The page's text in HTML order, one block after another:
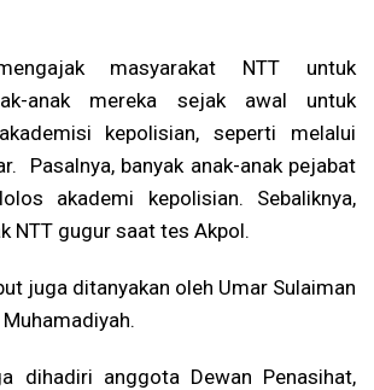
masyarakat NTT untuk
anak mereka sejak awal untuk
kepolisian, seperti melalui
Pasalnya, banyak anak-anak pejabat
akademi kepolisian. Sebaliknya,
NTT gugur saat tes Akpol.
juga ditanyakan oleh Umar Sulaiman
dihadiri anggota Dewan Penasihat,